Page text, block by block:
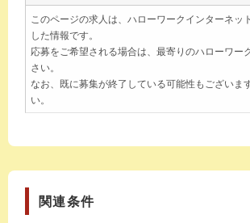
このページの求人は、ハローワークインターネッ
した情報です。
応募をご希望される場合は、最寄りのハローワー
さい。
なお、既に募集が終了している可能性もございま
い。
関連条件